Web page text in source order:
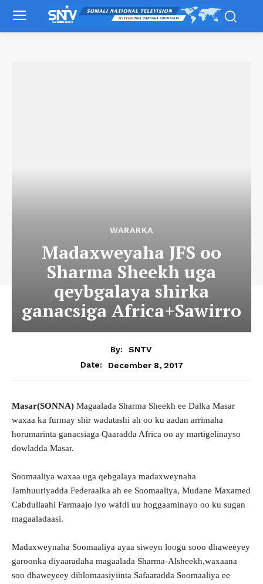
WARARKA
Madaxweyaha JFS oo
Sharma Sheekh uga
qeybgalaya shirka
ganacsiga Africa+Sawirro
By:
SNTV
Date:
December 8, 2017
Masar(SONNA) Magaalada Sharma Sheekh ee Dalka Masar
waxaa ka furmay shir wadatashi ah oo ku aadan arrimaha
horumarinta ganacsiaga Qaaradda Africa oo ay martigelinayso
dowladda Masar.
Soomaaliya waxaa uga qebgalaya madaxweynaha
Jamhuuriyadda Federaalka ah ee Soomaaliya, Mudane Maxamed
Cabdullaahi Farmaajo iyo wafdi uu hoggaaminayo oo ku sugan
magaaladaasi.
Madaxweynaha Soomaaliya ayaa siweyn loogu sooo dhaweeyey
garoonka diyaaradaha magaalada Sharma-Alsheekh,waxaana
soo dhaweyeey diblomaasiyiinta Safaaradda Soomaaliya ee